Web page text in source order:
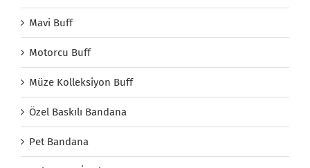
Mavi Buff
Motorcu Buff
Müze Kolleksiyon Buff
Özel Baskılı Bandana
Pet Bandana